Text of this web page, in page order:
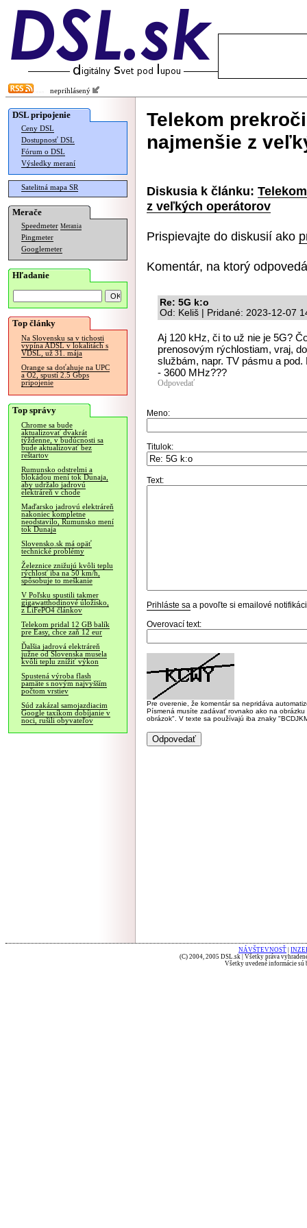
neprihlásený
DSL pripojenie
Ceny DSL
Dostupnosť DSL
Fórum o DSL
Výsledky meraní
Satelitná mapa SR
Merače
Speedmeter Merania
Pingmeter
Googlemeter
Hľadanie
Top články
Na Slovensku sa v tichosti
vypína ADSL v lokalitách s
VDSL, už 31. mája
Orange sa doťahuje na UPC
a O2, spustí 2.5 Gbps
pripojenie
Top správy
Chrome sa bude
aktualizovať dvakrát
týždenne, v budúcnosti sa
bude aktualizovať bez
reštartov
Rumunsko odstrelmi a
blokádou mení tok Dunaja,
aby udržalo jadrovú
elektráreň v chode
Maďarsko jadrovú elektráreň
nakoniec kompletne
neodstavilo, Rumunsko mení
tok Dunaja
Slovensko.sk má opäť
technické problémy
Železnice znižujú kvôli teplu
rýchlosť iba na 50 km/h,
spôsobuje to meškanie
V Poľsku spustili takmer
gigawatthodinové úložisko,
z LiFePO4 článkov
Telekom pridal 12 GB balík
pre Easy, chce zaň 12 eur
Ďalšia jadrová elektráreň
južne od Slovenska musela
kvôli teplu znížiť výkon
Spustená výroba flash
pamäte s novým najvyšším
počtom vrstiev
Súd zakázal samojazdiacim
Google taxíkom dobíjanie v
noci, rušili obyvateľov
Telekom
najmenšie z
Diskusia k článku:
z veľkých operátorov
Prispievajte do diskusií ako
Komentár, na ktorý
Re: 5G k:o
Od: Keliš | Pridané: 2023-12-07
Aj 120 kHz, či to už nie je 5G?
prenosovým rýchlostiam, vraj,
službám, napr. TV pásmu a
- 3600 MHz???
Odpovedať
Meno:
Titulok:
Text:
Prihláste sa a povoľte si emailové
Overovací text:
Pre overenie, že komentár sa nepridáva
Písmená musíte zadávať rovnako ako na
obrázok". V texte sa používajú iba znaky
NÁVŠTEVNOSŤ
(C) 2004, 2005 DSL.sk | Všetky práva
Všetky uvedené informácie sú